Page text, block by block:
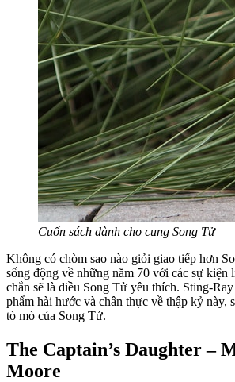
Cuốn sách dành cho cung Song Tử
Không có chòm sao nào giỏi giao tiếp hơn
sống động về những năm 70 với các sự kiện
chắn sẽ là điều Song Tử yêu thích. Sting-
phẩm hài hước và chân thực về thập kỷ này,
tò mò của Song Tử.
The Captain’s Daughter –
Moore